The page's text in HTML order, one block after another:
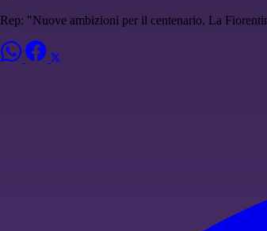
Rep: "Nuove ambizioni per il centenario. La